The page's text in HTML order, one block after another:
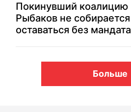
Покинувший коалицию
Рыбаков не собирается
оставаться без мандата
Больше